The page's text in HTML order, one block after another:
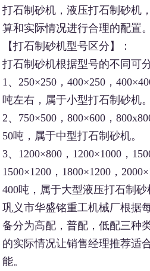
打石制砂机，液压打石制砂机
算和实际情况进行合理的配置。
【打石制砂机型号区分】：
打石制砂机根据型号的不同可
1、250×250，400×250，
吨左右，属于小型打石制砂机。
2、750×500，800×600，
50吨，属于中型打石制砂机。
3、1200×800，1200×1000，
1500×1200，1800×1200，
400吨，属于大型液压打石制砂
巩义市华盛铭重工机械厂根据
备分为高配，普配，低配三种
的实际情况让销售经理推荐适
能。